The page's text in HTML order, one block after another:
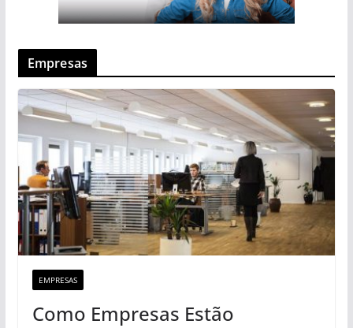
Empresas
EMPRESAS
Como Empresas Estão